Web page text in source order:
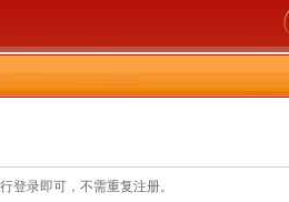
登录即可，不需重复注册。